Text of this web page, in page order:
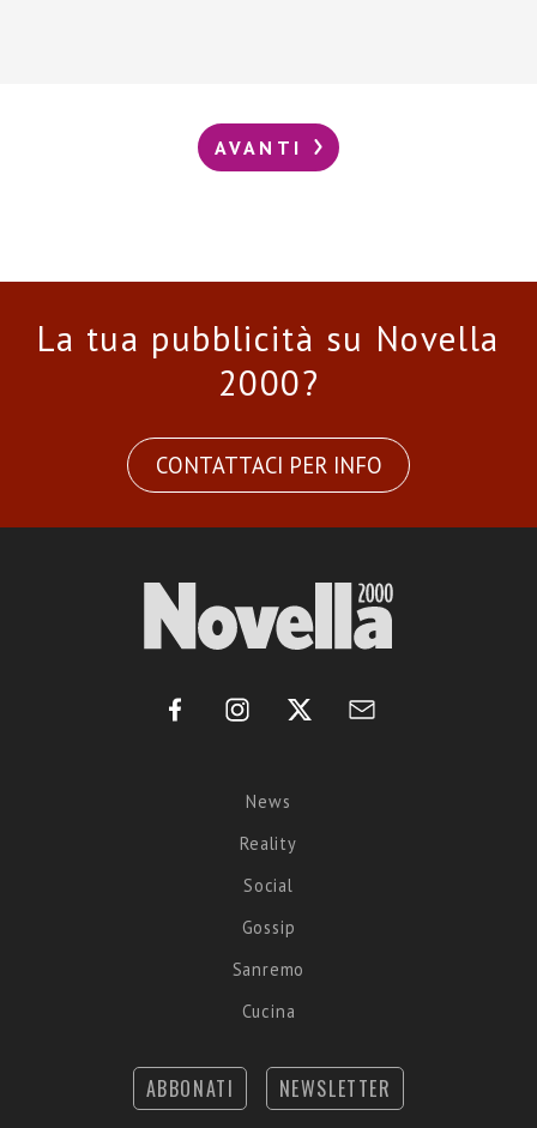
AVANTI
La tua pubblicità su Novella
2000?
CONTATTACI PER INFO
News
Reality
Social
Gossip
Sanremo
Cucina
ABBONATI NEWSLETTER